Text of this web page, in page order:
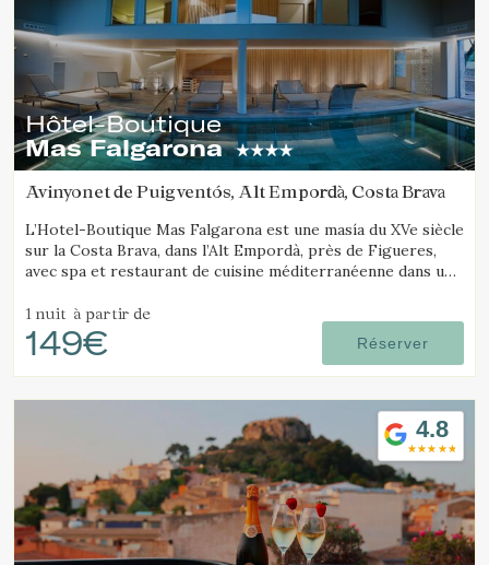
Hôtel-Boutique
Mas Falgarona
Avinyonet de Puigventós, Alt Empordà, Costa Brava
L’Hotel-Boutique Mas Falgarona est une masía du XVe siècle
sur la Costa Brava, dans l’Alt Empordà, près de Figueres,
avec spa et restaurant de cuisine méditerranéenne dans un
1 nuit à partir de
149€ Réserver
4.8